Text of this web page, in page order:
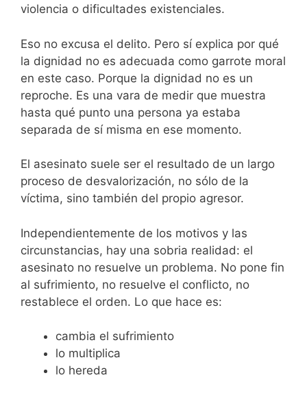
violencia o dificultades existenciales.
Eso no excusa el delito. Pero sí explica por qué
la dignidad no es adecuada como garrote moral
en este caso. Porque la dignidad no es un
reproche. Es una vara de medir que muestra
hasta qué punto una persona ya estaba
separada de sí misma en ese momento.
El asesinato suele ser el resultado de un largo
proceso de desvalorización, no sólo de la
víctima, sino también del propio agresor.
Independientemente de los motivos y las
circunstancias, hay una sobria realidad: el
asesinato no resuelve un problema. No pone fin
al sufrimiento, no resuelve el conflicto, no
restablece el orden. Lo que hace es:
cambia el sufrimiento
lo multiplica
lo hereda